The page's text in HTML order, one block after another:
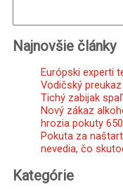
Najnovšie články
Európski experti
Vodičský
Tichý zabijak
Nový zákaz
hrozia pokuty
Pokuta za
nevedia, čo
Kategórie